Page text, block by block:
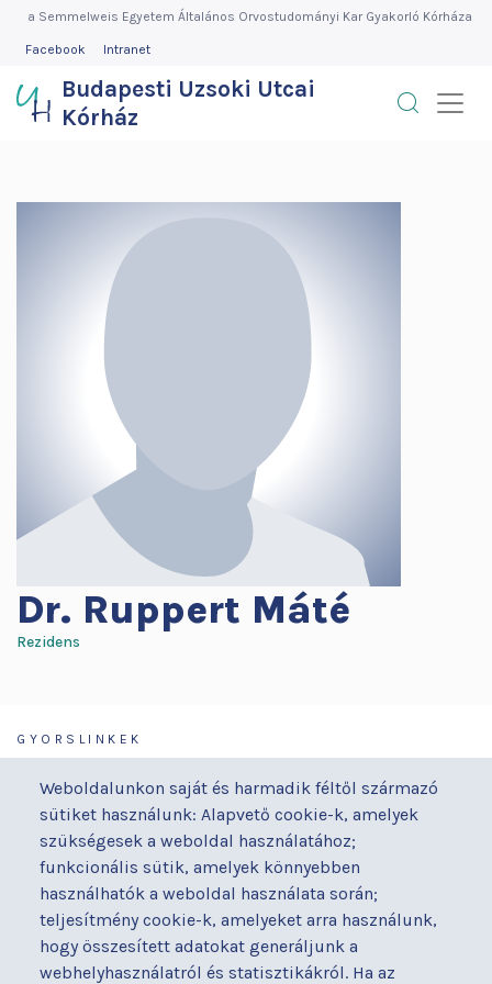
Budapesti
Uzsoki
Utcai
Ugrása Semmelweis Egyetem Általános Orvostudományi Kar Gyakorló Kórháza
Weboldalunkon saját és harmadik féltől származó
sütiket használunk: Alapvető cookie-k, amelyek
szükségesek a weboldal használatához;
funkcionális sütik, amelyek könnyebben
használhatók a weboldal használata során;
teljesítmény cookie-k, amelyeket arra használunk,
hogy összesített adatokat generáljunk a
webhelyhasználatról és statisztikákról. Ha az
MENÜ
Facebook Intranet
Budapesti Uzsoki Utcai
Kórház
Dr. Ruppert Máté
Rezidens
GYORSLINKEK
Orvosaink
Osztályaink
Kapcsolat
Akadálymentesítési
nyilatkozat
Alapítványaink
Betegjogi képviselő
Gyermekmegőrző
Házirend
Hírek
Parkolás
Térítéses ellátás
Videógaléria